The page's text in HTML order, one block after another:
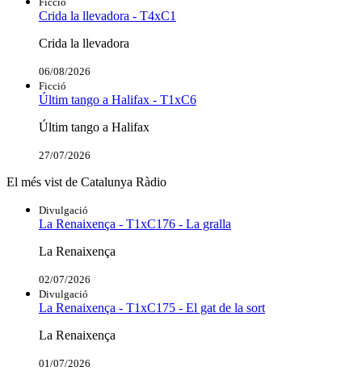
Crida la llevadora - T4xC1
Crida la llevadora
06/08/2026
Ficció
Últim tango a Halifax - T1xC6
Últim tango a Halifax
27/07/2026
El més vist de Catalunya Ràdio
Divulgació
La Renaixença - T1xC176 - La gralla
La Renaixença
02/07/2026
Divulgació
La Renaixença - T1xC175 - El gat de la sort
La Renaixença
01/07/2026